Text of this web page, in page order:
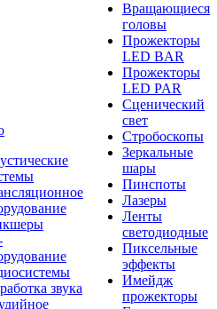
звука
Вращающиеся
головы
Прожекторы
LED BAR
Прожекторы
LED PAR
Сценический
свет
Стробоскопы
Зеркальные
шары
Пинспоты
Лазеры
Ленты
светодиодные
Пиксельные
эффекты
Имейдж
прожекторы